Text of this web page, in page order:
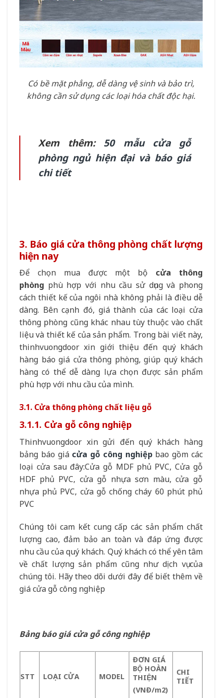
Có bề mặt phẳng, dễ dàng vệ sinh và bảo trì,
không cần sử dụng các loại hóa chất độc hại.
Xem thêm: 50 mẫu cửa gỗ
phòng ngủ hiện đại và báo giá
chi tiết
3. Báo giá cửa thông phòng chất lượng
hiện nay
Để chọn mua được một bộ cửa thông
phòng phù hợp với nhu cầu sử dụng và phong
cách thiết kế của ngôi nhà không phải là điều dễ
dàng. Bên cạnh đó, giá thành của các loại cửa
thông phòng cũng khác nhau tùy thuộc vào chất
liệu và thiết kế của sản phẩm. Trong bài viết này,
thinhvuongdoor xin giới thiệu đến quý khách
hàng báo giá cửa thông phòng, giúp quý khách
hàng có thể dễ dàng lựa chọn được sản phẩm
phù hợp với nhu cầu của mình.
3.1. Cửa thông phòng chất liệu gỗ
3.1.1. Cửa gỗ công nghiệp
Thinhvuongdoor xin gửi đến quý khách hàng
bảng báo giá cửa gỗ công nghiệp bao gồm các
loại cửa sau đây:Cửa gỗ MDF phủ PVC, Cửa gỗ
HDF phủ PVC, cửa gỗ nhựa sơn màu, cửa gỗ
nhựa phủ PVC, cửa gỗ chống cháy 60 phút phủ
PVC
Chúng tôi cam kết cung cấp các sản phẩm chất
lượng cao, đảm bảo an toàn và đáp ứng được
nhu cầu của quý khách. Quý khách có thể yên tâm
về chất lượng sản phẩm cũng như dịch vụ của
chúng tôi. Hãy theo dõi dưới đây để biết thêm về
giá cửa gỗ công nghiệp
Bảng báo giá cửa gỗ công nghiệp
STT LOẠI CỬA MODEL
ĐƠN GIÁ
BỘ HOÀN
THIỆN
(VNĐ/m2)
CHI
TIẾT